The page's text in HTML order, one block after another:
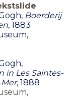
Boerderij
, 1883
in Les Saintes-
, 1888